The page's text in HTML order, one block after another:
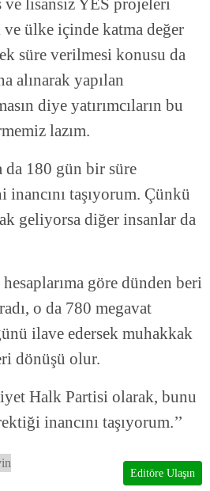
ve lisansız YES projeleri
ve ülke içinde katma değer
ek süre verilmesi konusu da
alınarak yapılan
diye yatırımcıların bu
lazım.
da 180 gün bir süre
taşıyorum. Çünkü
geliyorsa diğer insanlar da
göre dünden beri
o da 780 megavat
ilave edersek muhakkak
dönüşü olur.
Halk Partisi olarak, bunu
inancını taşıyorum.’’
Editöre Ulaşın